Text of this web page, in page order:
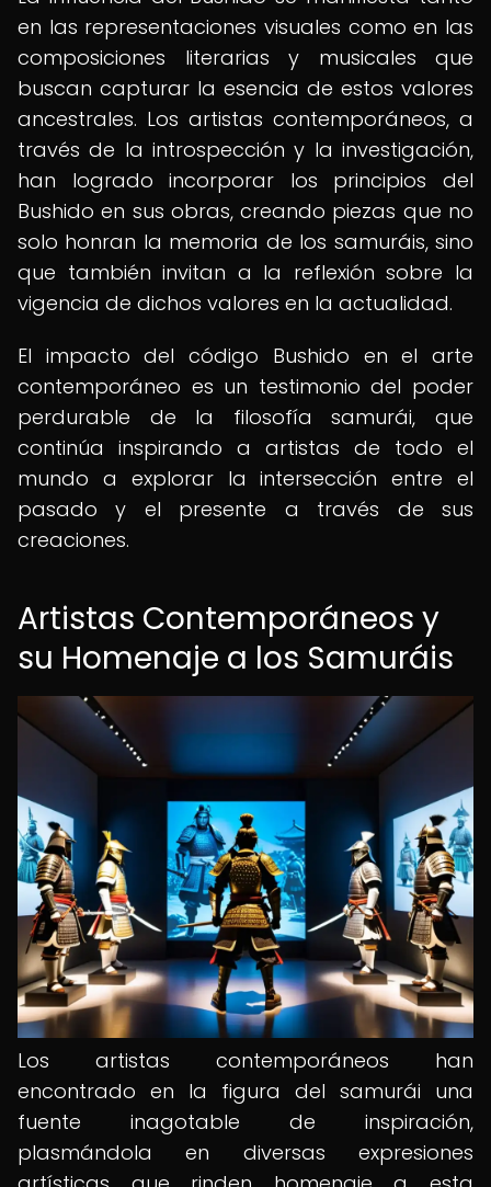
en las representaciones visuales como en las
composiciones literarias y musicales que
buscan capturar la esencia de estos valores
ancestrales. Los artistas contemporáneos, a
través de la introspección y la investigación,
han logrado incorporar los principios del
Bushido en sus obras, creando piezas que no
solo honran la memoria de los samuráis, sino
que también invitan a la reflexión sobre la
vigencia de dichos valores en la actualidad.
El impacto del código Bushido en el arte
contemporáneo es un testimonio del poder
perdurable de la filosofía samurái, que
continúa inspirando a artistas de todo el
mundo a explorar la intersección entre el
pasado y el presente a través de sus
creaciones.
Artistas Contemporáneos y
su Homenaje a los Samuráis
Los artistas contemporáneos han
encontrado en la figura del samurái una
fuente inagotable de inspiración,
plasmándola en diversas expresiones